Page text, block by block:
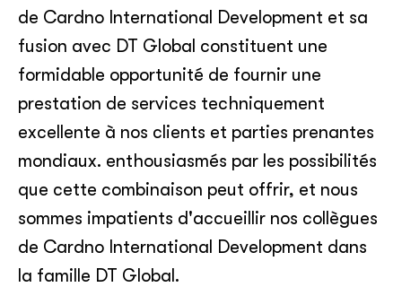
de Cardno International Development et sa
fusion avec DT Global constituent une
formidable opportunité de fournir une
prestation de services techniquement
excellente à nos clients et parties prenantes
mondiaux. enthousiasmés par les possibilités
que cette combinaison peut offrir, et nous
sommes impatients d'accueillir nos collègues
de Cardno International Development dans
la famille DT Global.